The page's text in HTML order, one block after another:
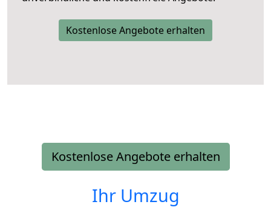
Kostenlose Angebote erhalten
Kostenlose Angebote erhalten
Ihr Umzug